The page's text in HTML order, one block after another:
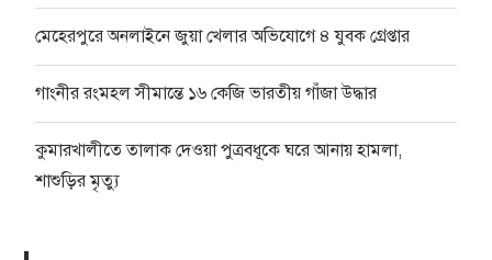
মেহেরপুরে অনলাইনে জুয়া খেলার অভিযোগে ৪ যুবক গ্রেপ্তার
গাংনীর রংমহল সীমান্তে ১৬ কেজি ভারতীয় গাঁজা উদ্ধার
কুমারখালীতে তালাক দেওয়া পুত্রবধূকে ঘরে আনায় হামলা,
শাশুড়ির মৃত্যু